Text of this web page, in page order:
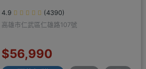
4.9
(4390)
高雄市仁武區仁雄路107號
$56,990